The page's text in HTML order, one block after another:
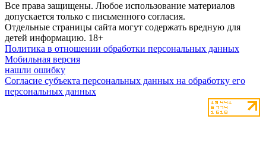
Все права защищены. Любое использование материалов
допускается только с письменного согласия.
Отдельные страницы сайта могут содержать вредную для
детей информацию. 18+
Политика в отношении обработки персональных данных
Мобильная версия
нашли ошибку
Согласие субъекта персональных данных на обработку его
персональных данных